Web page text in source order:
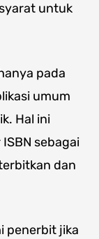
untuk
pada
umum
Hal ini
sebagai
dan
penerbit jika